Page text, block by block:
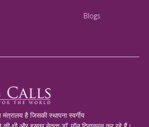
Blogs
है जिसकी स्थापना स्वर्गीय